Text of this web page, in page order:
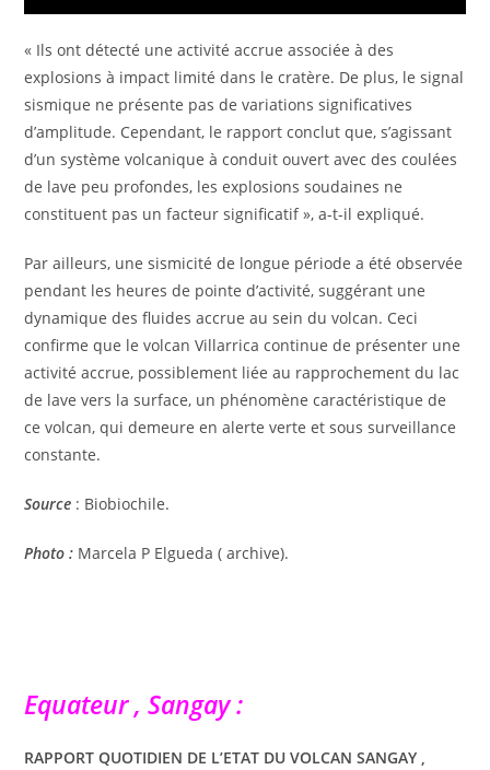
« Ils ont détecté une activité accrue associée à des
explosions à impact limité dans le cratère. De plus, le signal
sismique ne présente pas de variations significatives
d’amplitude. Cependant, le rapport conclut que, s’agissant
d’un système volcanique à conduit ouvert avec des coulées
de lave peu profondes, les explosions soudaines ne
constituent pas un facteur significatif », a-t-il expliqué.
Par ailleurs, une sismicité de longue période a été observée
pendant les heures de pointe d’activité, suggérant une
dynamique des fluides accrue au sein du volcan. Ceci
confirme que le volcan Villarrica continue de présenter une
activité accrue, possiblement liée au rapprochement du lac
de lave vers la surface, un phénomène caractéristique de
ce volcan, qui demeure en alerte verte et sous surveillance
constante.
Source : Biobiochile.
Photo : Marcela P Elgueda ( archive).
Equateur , Sangay :
RAPPORT QUOTIDIEN DE L’ETAT DU VOLCAN SANGAY ,